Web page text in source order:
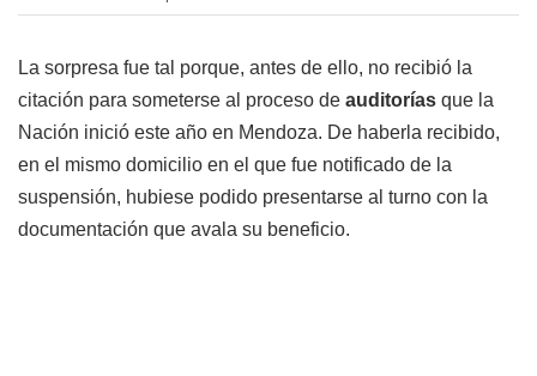
La sorpresa fue tal porque, antes de ello, no recibió la
citación para someterse al proceso de auditorías que la
Nación inició este año en Mendoza. De haberla recibido,
en el mismo domicilio en el que fue notificado de la
suspensión, hubiese podido presentarse al turno con la
documentación que avala su beneficio.